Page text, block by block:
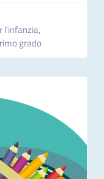
l'infanzia,
grado